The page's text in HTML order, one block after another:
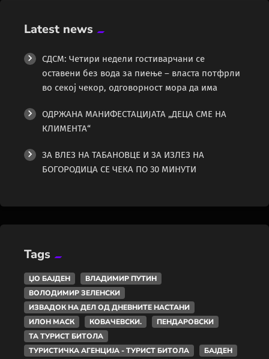
Latest news
СДСМ: Четири недели гостиварчани се
оставени без вода за пиење – власта потфрли
во секој чекор, одговорност мора да има
ОДРЖАНА МАНИФЕСТАЦИЈАТА „ДЕЦА СМЕ НА
КЛИМЕНТА“
ЗА ВЛЕЗ НА ТАБАНОВЦЕ И ЗА ИЗЛЕЗ НА
БОГОРОДИЦА СЕ ЧЕКА ПО 30 МИНУТИ
Tags
ЏО БАЈДЕН
ВЛАДИМИР ПУТИН
ВОЛОДИМИР ЗЕЛЕНСКИ
ИЗВАДОК НА ДЕЛ ОД ДНЕВНИТЕ НАСТАНИ
ИЛОН МАСК
КОВАЧЕВСКИ.
ПЕНДАРОВСКИ
ТА ТУРИСТ БИТОЛА
ТУРИСТИЧКА АГЕНЦИЈА - ТУРИСТ БИТОЛА
БАЈДЕН